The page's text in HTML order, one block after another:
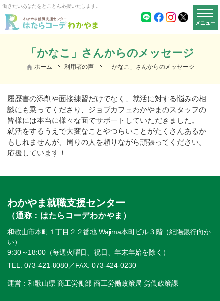
働きたいあなたをとことん応援いたします。
メニュー
「かなこ」さんからのメッセージ
ホーム 利用者の声 「かなこ」さんからのメッセージ
履歴書の添削や面接練習だけでなく、就活に対する悩みの相
談にも乗ってくださり、ジョブカフェわかやまのスタッフの
皆様には本当に様々な面でサポートしていただきました。
就活をするうえで大変なことやつらいことがたくさんあるか
もしれませんが、周りの人を頼りながら頑張ってください。
応援しています！
わかやま就職支援センター
（通称：はたらコーデわかやま）
和歌山市本町１丁目２２番地 Wajima本町ビル３階（紀陽銀行向か
い）
9:30～18:00（毎週火曜日、祝日、年末年始を除く）
TEL. 073-421-8080／FAX. 073-424-0230
運営：和歌山県 商工労働部 商工労働政策局 労働政策課